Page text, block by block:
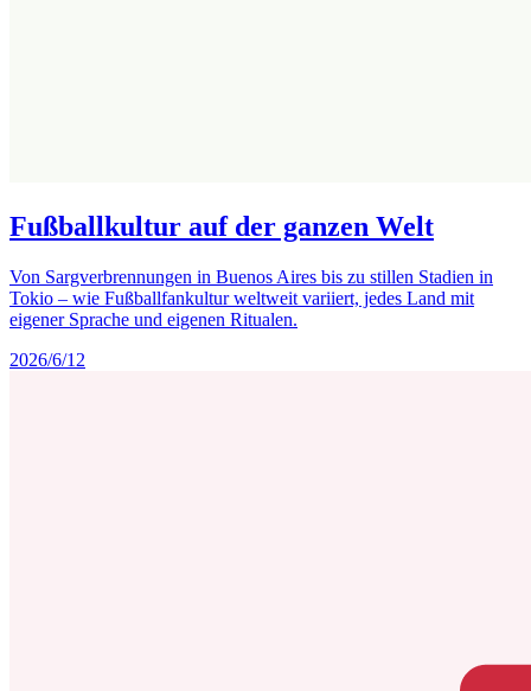
Fußballkultur auf der ganzen Welt
Von Sargverbrennungen in Buenos Aires bis zu stillen Stadien in
Tokio – wie Fußballfankultur weltweit variiert, jedes Land mit
eigener Sprache und eigenen Ritualen.
2026/6/12